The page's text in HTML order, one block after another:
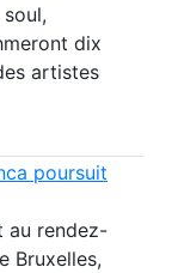
dix
artistes
poursuit
au rendez-
Bruxelles,